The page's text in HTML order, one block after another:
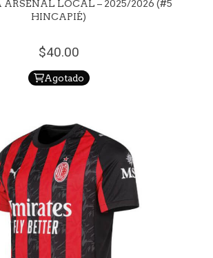
ARSENAL LOCAL – 2025/2026 (#5
HINCAPIÉ)
40.00
Agotado